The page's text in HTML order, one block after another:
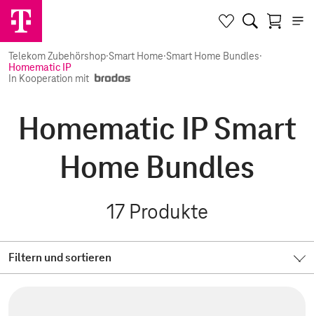
Telekom Zubehörshop·Smart Home·Smart Home Bundles·
Homematic IP
In Kooperation mit
Homematic IP Smart
Home Bundles
17 Produkte
Filtern und sortieren